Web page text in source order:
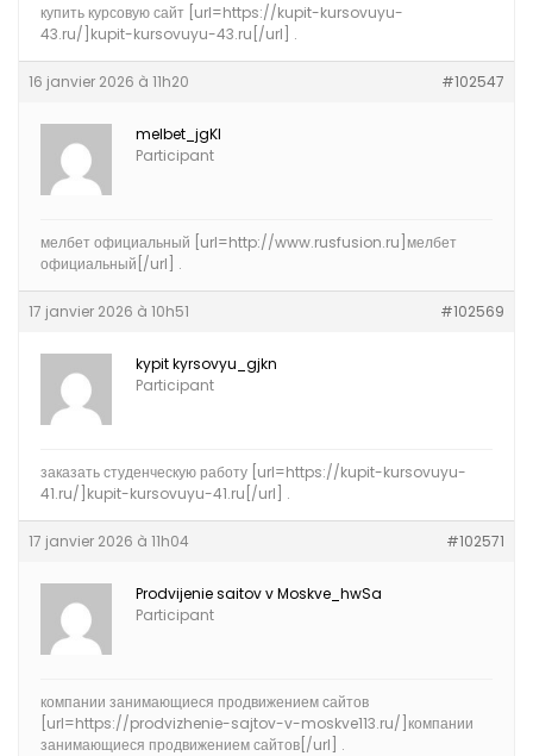
купить курсовую сайт [url=https://kupit-kursovuyu-
43.ru/]kupit-kursovuyu-43.ru[/url] .
16 janvier 2026 à 11h20 #102547
melbet_jgKl
Participant
мелбет официальный [url=http://www.rusfusion.ru]мелбет
официальный[/url] .
17 janvier 2026 à 10h51 #102569
kypit kyrsovyu_gjkn
Participant
заказать студенческую работу [url=https://kupit-kursovuyu-
41.ru/]kupit-kursovuyu-41.ru[/url] .
17 janvier 2026 à 11h04 #102571
Prodvijenie saitov v Moskve_hwSa
Participant
компании занимающиеся продвижением сайтов
[url=https://prodvizhenie-sajtov-v-moskve113.ru/]компании
занимающиеся продвижением сайтов[/url] .